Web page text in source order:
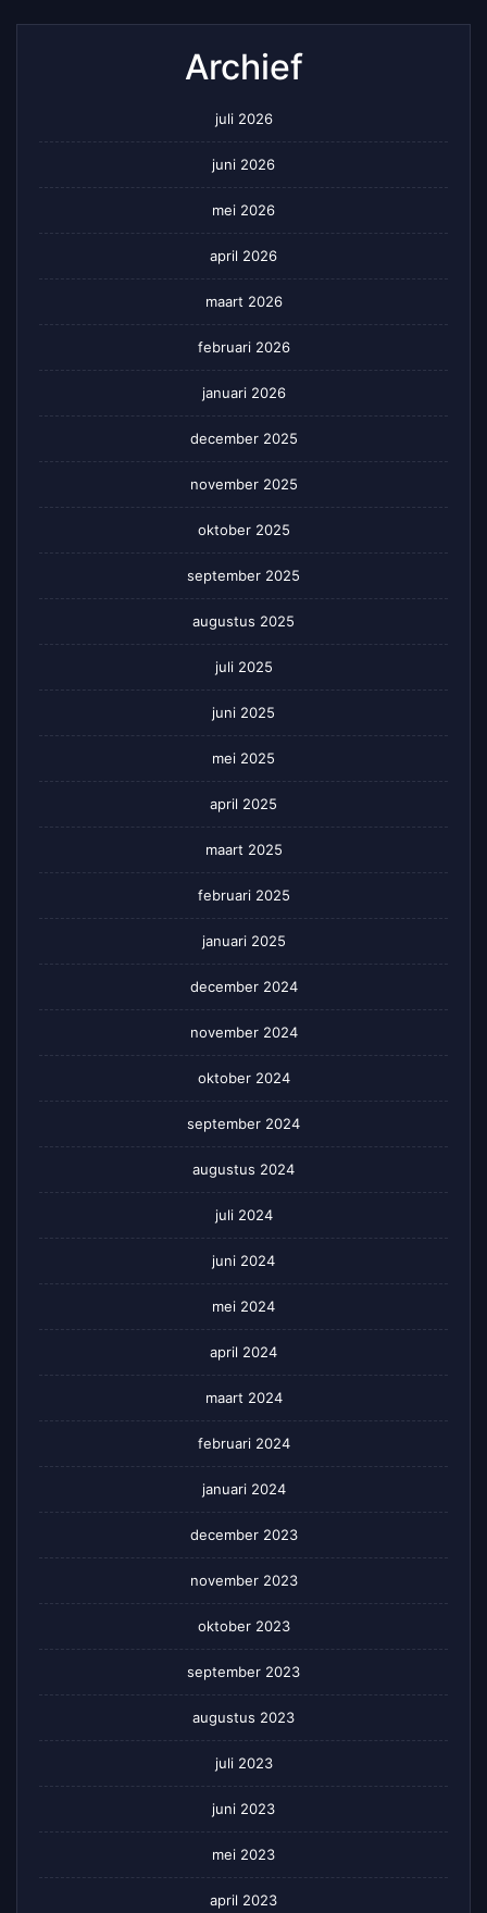
Archief
juli 2026
juni 2026
mei 2026
april 2026
maart 2026
februari 2026
januari 2026
december 2025
november 2025
oktober 2025
september 2025
augustus 2025
juli 2025
juni 2025
mei 2025
april 2025
maart 2025
februari 2025
januari 2025
december 2024
november 2024
oktober 2024
september 2024
augustus 2024
juli 2024
juni 2024
mei 2024
april 2024
maart 2024
februari 2024
januari 2024
december 2023
november 2023
oktober 2023
september 2023
augustus 2023
juli 2023
juni 2023
mei 2023
april 2023